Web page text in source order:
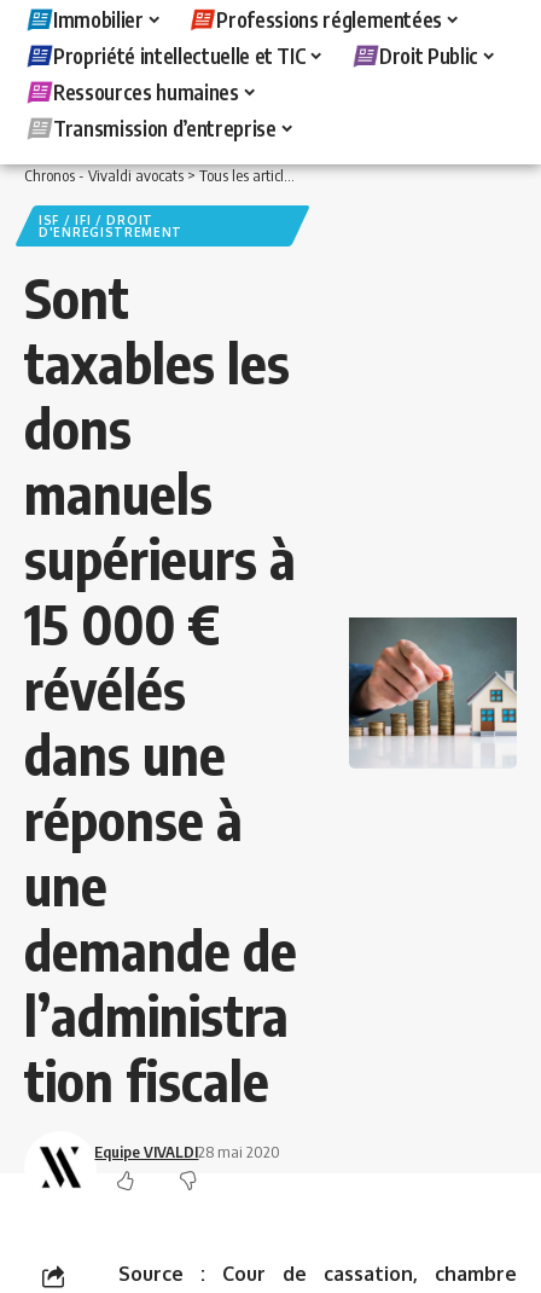
Immobilier
Professions réglementées
Propriété intellectuelle et TIC
Droit Public
Ressources humaines
Transmission d’entreprise
Chronos - Vivaldi avocats>Tous les articles >Fiscal>ISF / IFI / Droit
ISF / IFI / DROIT
D'ENREGISTREMENT
Sont
taxables les
dons
manuels
supérieurs à
15 000 €
révélés
dans une
réponse à
une
demande de
l’administra
tion fiscale
Equipe VIVALDI28 mai 2020
Source : Cour de cassation, chambre